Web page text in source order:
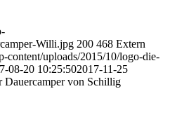
Willi.jpg 200 468 Extern
content/uploads/2015/10/logo-die-
08-20 10:25:502017-11-25
von Schillig